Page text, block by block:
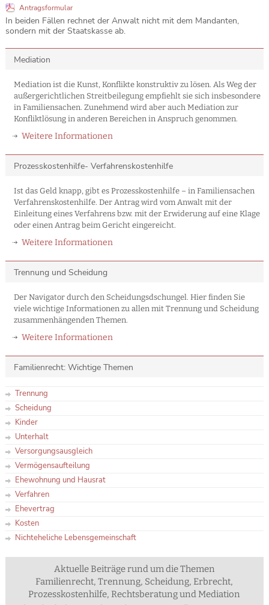
Antragsformular
In beiden Fällen rechnet der Anwalt nicht mit dem Mandanten,
sondern mit der Staatskasse ab.
Mediation
Mediation ist die Kunst, Konflikte konstruktiv zu lösen. Als Weg der
außergerichtlichen Streitbeilegung empfiehlt sie sich insbesondere
in Familiensachen. Zunehmend wird aber auch Mediation zur
Konfliktlösung in anderen Bereichen in Anspruch genommen.
Weitere Informationen
Prozesskostenhilfe- Verfahrenskostenhilfe
Ist das Geld knapp, gibt es Prozesskostenhilfe – in Familiensachen
Verfahrenskostenhilfe. Der Antrag wird vom Anwalt mit der
Einleitung eines Verfahrens bzw. mit der Erwiderung auf eine Klage
oder einen Antrag beim Gericht eingereicht.
Weitere Informationen
Trennung und Scheidung
Der Navigator durch den Scheidungsdschungel. Hier finden Sie
viele wichtige Informationen zu allen mit Trennung und Scheidung
zusammenhängenden Themen.
Weitere Informationen
Familienrecht: Wichtige Themen
Trennung
Scheidung
Kinder
Unterhalt
Versorgungsausgleich
Vermögensaufteilung
Ehewohnung und Hausrat
Verfahren
Ehevertrag
Kosten
Nichteheliche Lebensgemeinschaft
Aktuelle Beiträge rund um die Themen
Familienrecht, Trennung, Scheidung, Erbrecht,
Prozesskostenhilfe, Rechtsberatung und Mediation